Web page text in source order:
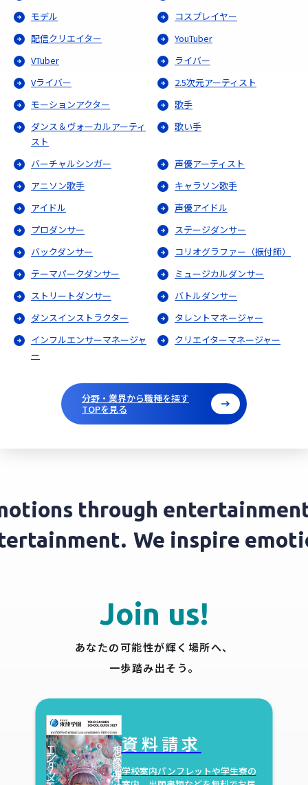
モデル
コスプレイヤー
配信クリエイター
YouTuber
VTuber
ライバー
Vライバー
2.5次元アーティスト
モーションアクター
歌手
ダンス＆ヴォーカルアーティ
スト
歌い手
バーチャルシンガー
声優アーティスト
アニソン歌手
キャラソン歌手
アイドル
声優アイドル
プロダンサー
ステージダンサー
バックダンサー
コリオグラファー（振付師）
テーマパークダンサー
ミュージカルダンサー
ストリートダンサー
バトルダンサー
ダンスインストラクター
タレントマネージャー
インフルエンサーマネージャ
ー
クリエイターマネージャー
分野・業界から職種を探す
TOPを見る
through entertainment.
We inspire
Join us!
あなたの可能性が輝く場所へ、
一歩踏み出そう。
資料請求
学校案内パンフレットや学生寮の